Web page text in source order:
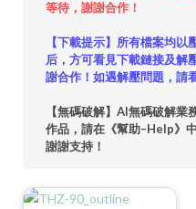
等待，謝謝合作！
【下載提示】所有檔案均
后，方可看見下載鏈接及解
謝合作！如遇解壓問題，請
【無碼破解】AI無碼破解
作品，請在《幫助–Help》
謝謝支持！